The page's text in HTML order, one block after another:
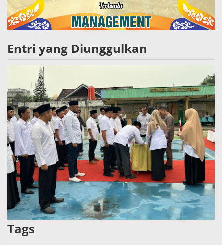
Entri yang Diunggulkan
Tags